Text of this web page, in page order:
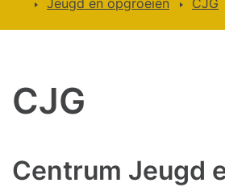
Jeugd en opgroeien
CJG
CJG
Centrum Jeugd